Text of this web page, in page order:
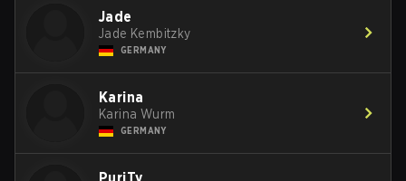
Jade
Jade Kembitzky
GERMANY
Karina
Karina Wurm
GERMANY